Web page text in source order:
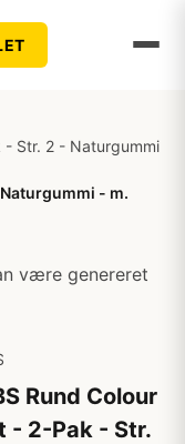
- Str. 2 - Naturgummi
- m.
være genereret
Rund Colour
- 2-Pak - Str.